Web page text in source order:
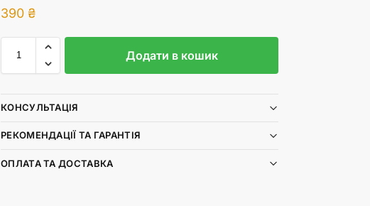
390 ₴
Додати в кошик
КОНСУЛЬТАЦІЯ
РЕКОМЕНДАЦІЇ ТА ГАРАНТІЯ
ОПЛАТА ТА ДОСТАВКА